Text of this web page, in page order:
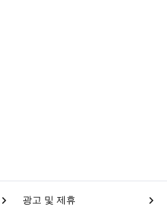
광고 및 제휴